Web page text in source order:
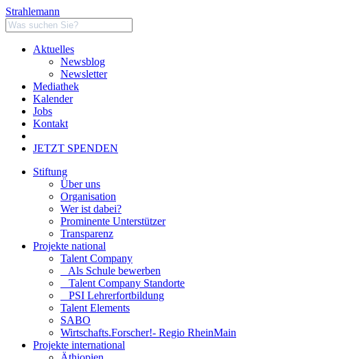
Strahlemann
Aktuelles
Newsblog
Newsletter
Mediathek
Kalender
Jobs
Kontakt
JETZT SPENDEN
Stiftung
Über uns
Organisation
Wer ist dabei?
Prominente Unterstützer
Transparenz
Projekte national
Talent Company
Als Schule bewerben
Talent Company Standorte
PSI Lehrerfortbildung
Talent Elements
SABO
Wirtschafts.Forscher!- Regio RheinMain
Projekte international